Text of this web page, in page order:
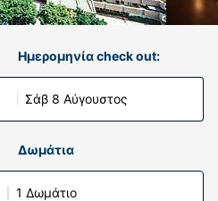
Ημερομηνία check out:
Σάβ 8 Αύγουστος
Δωμάτια
1 Δωμάτιο